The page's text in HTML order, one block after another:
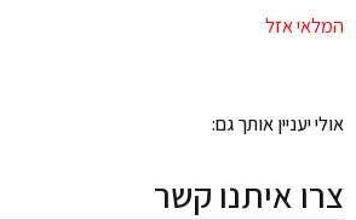
המלאי אזל
אולי יעניין אותך גם:
צרו איתנו קשר